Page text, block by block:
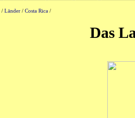
/ Länder / Costa Rica /
Das